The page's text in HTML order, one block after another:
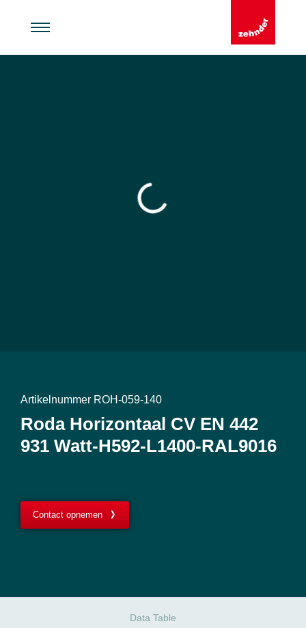
Artikelnummer ROH-059-140
Roda Horizontaal CV EN 442
931 Watt-H592-L1400-RAL9016
Contact opnemen
Data Table